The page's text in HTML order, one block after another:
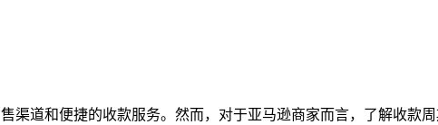
渠道和便捷的收款服务。然而，对于亚马逊商家而言，了解收款